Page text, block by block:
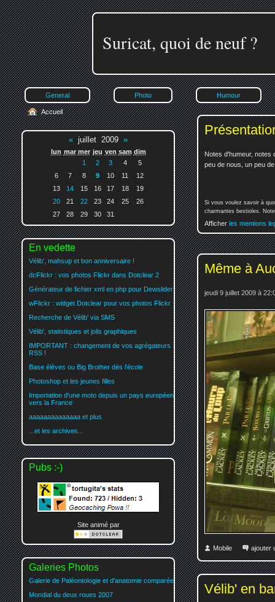
Suricat, quoi de neuf ?
General Photo Humour
Notes d'humeur, notes
peu de nous, un peu
Si vous voulez savoir à
charmantes bestioles.
Afficher les mentions
Même à
jeudi 9 juillet 2009 à
Mobile ajouter
Vélib' en
Accueil
« juillet 2009 »
lun mar mer jeu ven sam dim
1
2 3 4
5
6
7 8 9 10 11
12
13
14 15 16 17 18
19
20
21 22 23 24 25
26
27
28 29 30 31
En vedette
Vélib', mahsup et bon anniversaire !
dcFlickr : vos photos Flickr dans Dotclear 2
Générateur de fichier xml en php pour Dewslider
wFlickr : widget Dotclear pour vos photos Flickr
Recherche de Vélib' via SMS
Vélib', statistiques et jolis graphiques
IMPORTANT : changement de vos agrégateurs
RSS !
Base élèves ou Big Brother dès l'école
Photoshop et les jeunes filles
Importation d'une moto depuis un pays européen
vers la France
aaaaaaaaaaaaaa et plus
...et les archives...
Pubs :-)
Site animé par
Galeries Photos
Galerie de Paléontologie et d'anatomie comparée
Mondial du deux roues 2007